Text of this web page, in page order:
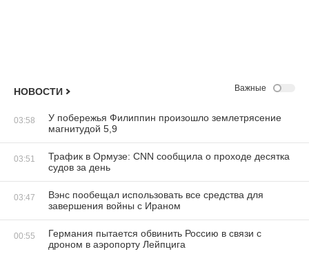
НОВОСТИ Важные
03:58
У побережья Филиппин произошло землетрясение
магнитудой 5,9
03:51
Трафик в Ормузе: CNN сообщила о проходе десятка
судов за день
03:47
Вэнс пообещал использовать все средства для
завершения войны с Ираном
00:55
Германия пытается обвинить Россию в связи с
дроном в аэропорту Лейпцига